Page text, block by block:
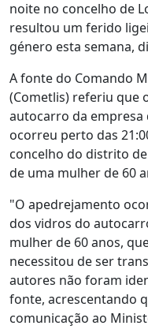
noite no concelho de
resultou um ferido
género esta semana,
A fonte do Comando
(Cometlis) referiu que
autocarro da
ocorreu perto das
concelho do distrito
de uma mulher de 60
"O apedrejamento
dos vidros do
mulher de 60 anos,
necessitou de ser
autores não foram
fonte, acrescentando
comunicação ao